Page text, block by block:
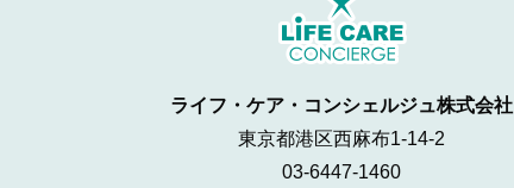
ライフ・ケア・コンシェルジュ株式会社
東京都港区西麻布1-14-2
03-6447-1460